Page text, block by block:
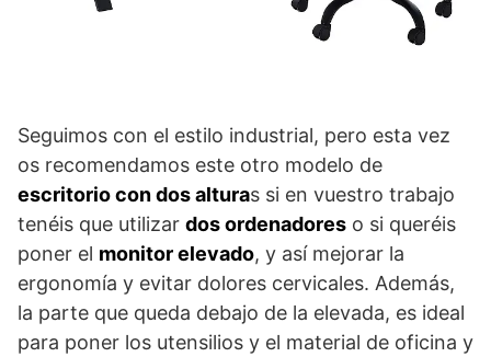
Seguimos con el estilo industrial, pero esta vez
os recomendamos este otro modelo de
escritorio con dos alturas si en vuestro trabajo
tenéis que utilizar dos ordenadores o si queréis
poner el monitor elevado, y así mejorar la
ergonomía y evitar dolores cervicales. Además,
la parte que queda debajo de la elevada, es ideal
para poner los utensilios y el material de oficina y